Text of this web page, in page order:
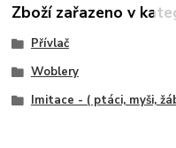
Zboží zařazeno v
Přívlač
Woblery
Imitace - ( ptáci, myši,